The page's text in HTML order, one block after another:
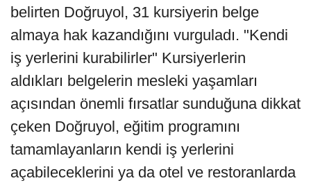
belirten Doğruyol, 31 kursiyerin belge
almaya hak kazandığını vurguladı. "Kendi
iş yerlerini kurabilirler" Kursiyerlerin
aldıkları belgelerin mesleki yaşamları
açısından önemli fırsatlar sunduğuna dikkat
çeken Doğruyol, eğitim programını
tamamlayanların kendi iş yerlerini
açabileceklerini ya da otel ve restoranlarda